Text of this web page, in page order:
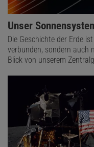
Unser
Die Geschichte der Erde
verbunden, sondern auch
Blick von unserem